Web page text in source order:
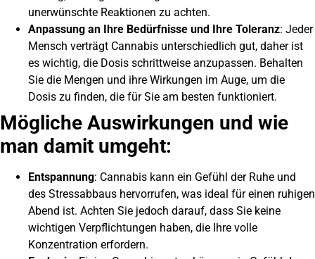
unerwünschte Reaktionen zu achten.
Anpassung an Ihre Bedürfnisse und Ihre Toleranz: Jeder
Mensch verträgt Cannabis unterschiedlich gut, daher ist
es wichtig, die Dosis schrittweise anzupassen. Behalten
Sie die Mengen und ihre Wirkungen im Auge, um die
Dosis zu finden, die für Sie am besten funktioniert.
Mögliche Auswirkungen und wie
man damit umgeht:
Entspannung: Cannabis kann ein Gefühl der Ruhe und
des Stressabbaus hervorrufen, was ideal für einen ruhigen
Abend ist. Achten Sie jedoch darauf, dass Sie keine
wichtigen Verpflichtungen haben, die Ihre volle
Konzentration erfordern.